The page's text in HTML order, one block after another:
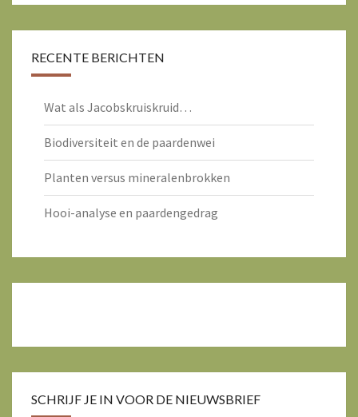
RECENTE BERICHTEN
Wat als Jacobskruiskruid…
Biodiversiteit en de paardenwei
Planten versus mineralenbrokken
Hooi-analyse en paardengedrag
SCHRIJF JE IN VOOR DE NIEUWSBRIEF